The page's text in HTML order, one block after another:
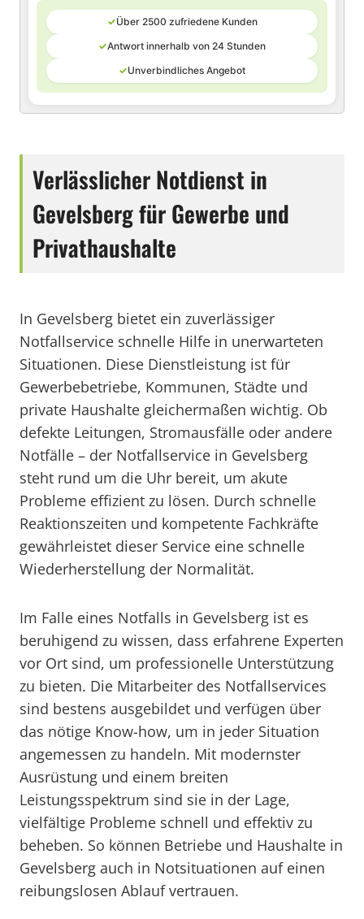
✓Über 2500 zufriedene Kunden
✓Antwort innerhalb von 24 Stunden
✓Unverbindliches Angebot
Verlässlicher Notdienst in
Gevelsberg für Gewerbe und
Privathaushalte
In Gevelsberg bietet ein zuverlässiger
Notfallservice schnelle Hilfe in unerwarteten
Situationen. Diese Dienstleistung ist für
Gewerbebetriebe, Kommunen, Städte und
private Haushalte gleichermaßen wichtig. Ob
defekte Leitungen, Stromausfälle oder andere
Notfälle – der Notfallservice in Gevelsberg
steht rund um die Uhr bereit, um akute
Probleme effizient zu lösen. Durch schnelle
Reaktionszeiten und kompetente Fachkräfte
gewährleistet dieser Service eine schnelle
Wiederherstellung der Normalität.
Im Falle eines Notfalls in Gevelsberg ist es
beruhigend zu wissen, dass erfahrene Experten
vor Ort sind, um professionelle Unterstützung
zu bieten. Die Mitarbeiter des Notfallservices
sind bestens ausgebildet und verfügen über
das nötige Know-how, um in jeder Situation
angemessen zu handeln. Mit modernster
Ausrüstung und einem breiten
Leistungsspektrum sind sie in der Lage,
vielfältige Probleme schnell und effektiv zu
beheben. So können Betriebe und Haushalte in
Gevelsberg auch in Notsituationen auf einen
reibungslosen Ablauf vertrauen.